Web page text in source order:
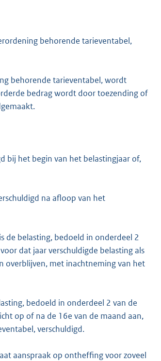
behorende tarieventabel,
behorende tarieventabel, wordt
bedrag wordt door toezending of
bij het begin van het belastingjaar of,
na afloop van het
de belasting, bedoeld in onderdeel 2
dat jaar verschuldigde belasting als
overblijven, met inachtneming van het
bedoeld in onderdeel 2 van de
op of na de 16e van de maand aan,
verschuldigd.
aanspraak op ontheffing voor zoveel